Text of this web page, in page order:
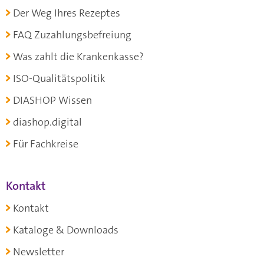
Der Weg Ihres Rezeptes
FAQ Zuzahlungsbefreiung
Was zahlt die Krankenkasse?
ISO-Qualitätspolitik
DIASHOP Wissen
diashop.digital
Für Fachkreise
Kontakt
Kontakt
Kataloge & Downloads
Newsletter